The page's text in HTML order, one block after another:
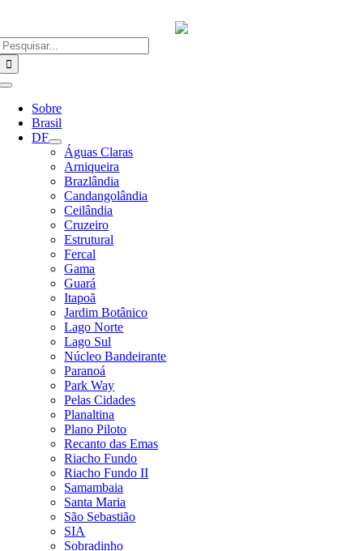
o
conteúdo
Alternar
Navegação
Sobre
Brasil
DF
Águas Claras
Arniqueira
Brazlândia
Candangolândia
Ceilândia
Cruzeiro
Estrutural
Fercal
Gama
Guará
Itapoã
Jardim Botânico
Lago Norte
Lago Sul
Núcleo Bandeirante
Paranoá
Park Way
Pelas Cidades
Planaltina
Plano Piloto
Recanto das Emas
Riacho Fundo
Riacho Fundo II
Samambaia
Santa Maria
São Sebastião
SIA
Sobradinho